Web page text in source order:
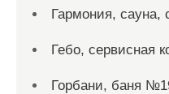
Гармония, сауна,
Гебо, сервисная
Горбани, баня